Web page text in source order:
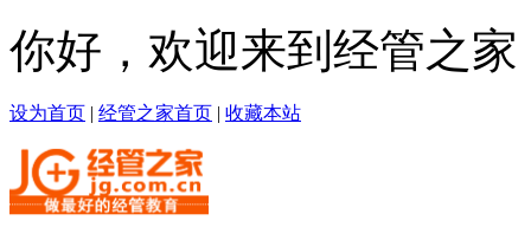
你好，欢迎来到经管之家
设为首页 | 经管之家首页 | 收藏本站